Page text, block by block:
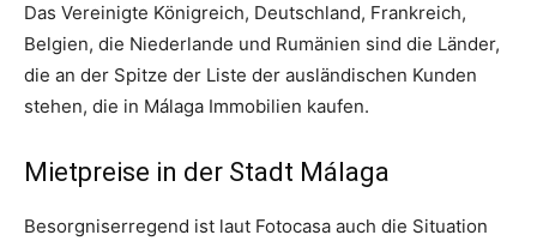
Das Vereinigte Königreich, Deutschland, Frankreich,
Belgien, die Niederlande und Rumänien sind die Länder,
die an der Spitze der Liste der ausländischen Kunden
stehen, die in Málaga Immobilien kaufen.
Mietpreise in der Stadt Málaga
Besorgniserregend ist laut Fotocasa auch die Situation